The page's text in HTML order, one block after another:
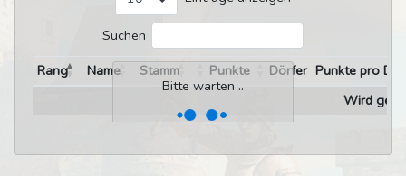
Suchen
Bitte warten ..
Rang Name Stamm Punkte Dörfer Punkte pro
Wird